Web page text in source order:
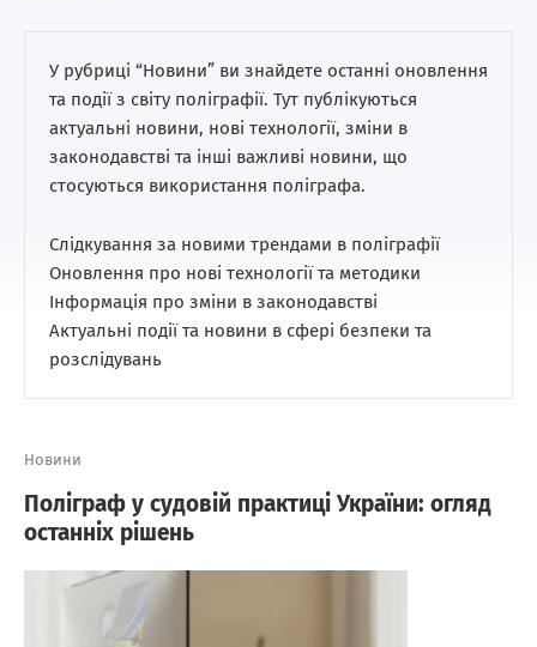
У рубриці “Новини” ви знайдете останні оновлення
та події з світу поліграфії. Тут публікуються
актуальні новини, нові технології, зміни в
законодавстві та інші важливі новини, що
стосуються використання поліграфа.
Слідкування за новими трендами в поліграфії
Оновлення про нові технології та методики
Інформація про зміни в законодавстві
Актуальні події та новини в сфері безпеки та
розслідувань
Новини
Поліграф у судовій практиці України: огляд
останніх рішень